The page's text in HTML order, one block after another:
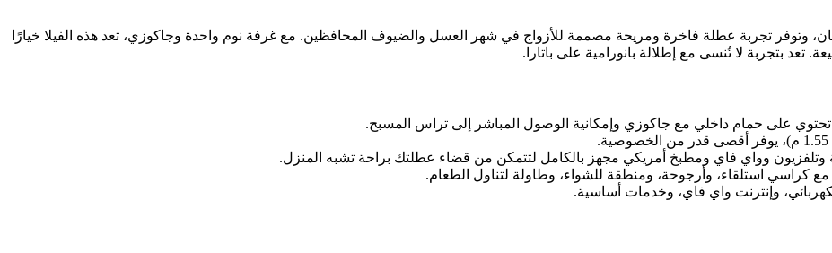
وتوفر تجربة عطلة فاخرة ومريحة مصممة للأزواج في شهر العسل والضيوف المحافظين. مع غرفة نوم واحدة وجاكوزي، تعد هذه الفيلا خيارًا
بتجربة لا تُنسى مع إطلالة بانورامية على باتارا.
على حمام داخلي مع جاكوزي وإمكانية الوصول المباشر إلى تراس المسبح.
وواي فاي ومطبخ أمريكي مجهز بالكامل لتتمكن من قضاء عطلتك براحة تشبه المنزل.
كراسي استلقاء، وأرجوحة، ومنطقة للشواء، وطاولة لتناول الطعام.
وإنترنت واي فاي، وخدمات أساسية.